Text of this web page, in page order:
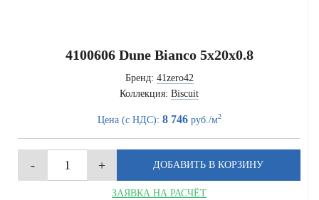
4100606 Dune Bianco 5x20x0.8
Бренд: 41zero42
Коллекция: Biscuit
Цена (с НДС): 8 746руб./м2
ЗАЯВКА НА РАСЧЁТ